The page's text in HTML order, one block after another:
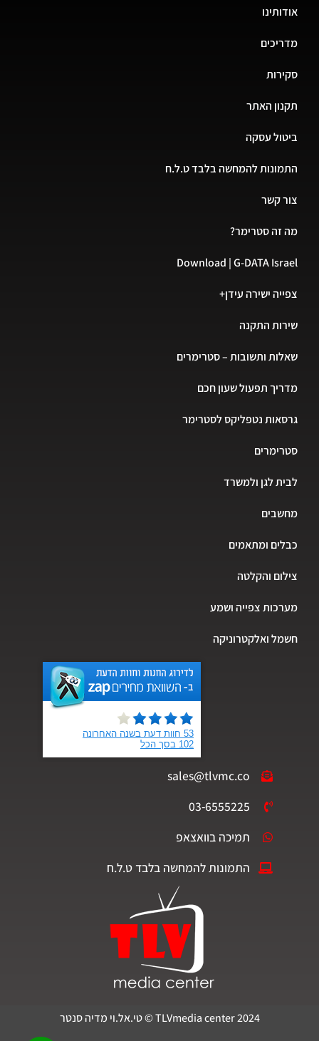
אודותינו
מדריכים
סקירות
תקנון האתר
ביטול עסקה
התמונות להמחשה בלבד ט.ל.ח
צור קשר
מה זה סטרימר?
Download | G-DATA Israel
צפייה ישירה עידן+
שירות התקנה
שאלות ותשובות – סטרימרים
מדריך תפעול שעון חכם
גרסאות נטפליקס לסטרימר
סטרימרים
לבית לגן ולמשרד
מחשבים
כבלים ומתאמים
צילום והקלטה
מערכות צפייה ושמע
חשמל ואלקטרוניקה
sales@tlvmc.co
03-6555225
תמיכה בוואצאפ
התמונות להמחשה בלבד ט.ל.ח
TLVmedia center 2024 © טי.אל.וי מדיה סנטר